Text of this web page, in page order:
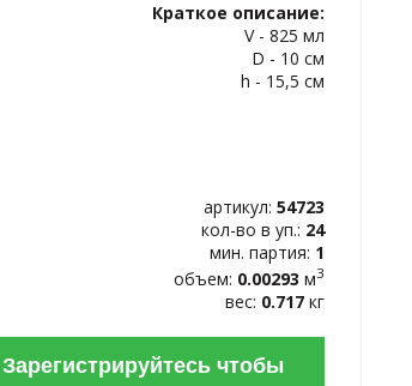
Краткое описание:
V - 825 мл
D - 10 см
h - 15,5 см
артикул: 54723
кол-во в уп.: 24
мин. партия: 1
объем: 0.00293 м3
вес: 0.717 кг
Зарегистрируйтесь чтобы